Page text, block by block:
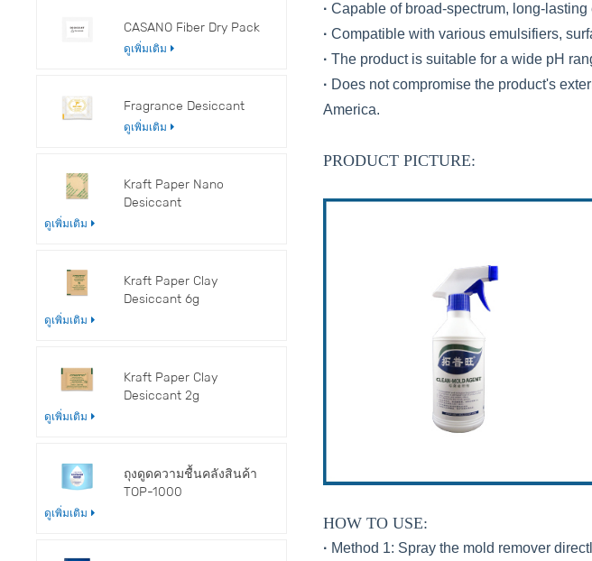
·Capable of broad-spectrum, long-
·Compatible with various emulsifiers,
· The product is suitable for a wide pH
· Does not compromise the product's
America.
PRODUCT PICTURE:
HOW TO USE:
· Method 1: Spray the mold remover
CASANO Fiber Dry Pack
ดูเพิ่มเติม
Fragrance Desiccant
ดูเพิ่มเติม
Kraft Paper Nano
Desiccant
ดูเพิ่มเติม
Kraft Paper Clay
Desiccant 6g
ดูเพิ่มเติม
Kraft Paper Clay
Desiccant 2g
ดูเพิ่มเติม
ถุงดูดความชื้นคลังสินค้า
TOP-1000
ดูเพิ่มเติม